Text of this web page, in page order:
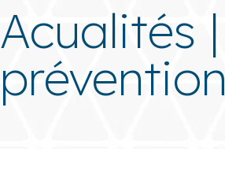
Acualités |
prévention